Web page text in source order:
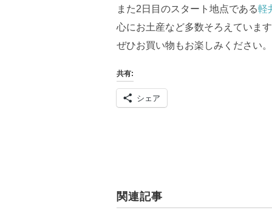
また2日目のスタート地点である軽
心にお土産など多数そろえていま
ぜひお買い物もお楽しみください。
共有:
シェア
関連記事